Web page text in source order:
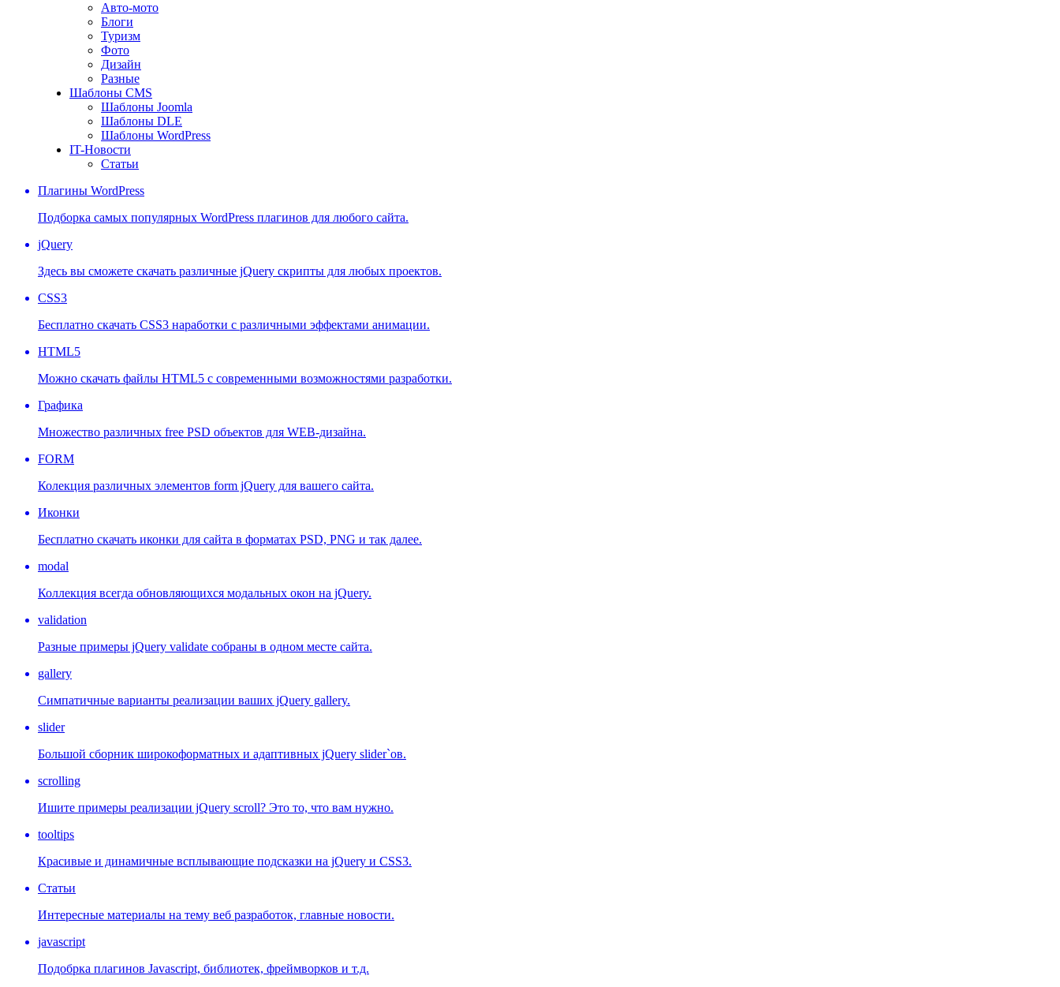
Авто-мото
Блоги
Туризм
Фото
Дизайн
Разные
Шаблоны CMS
Шаблоны Joomla
Шаблоны DLE
Шаблоны WordPress
IT-Новости
Статьи
Плагины WordPress
Подборка самых популярных WordPress плагинов для любого сайта.
jQuery
Здесь вы сможете скачать различные jQuery скрипты для любых проектов.
CSS3
Бесплатно скачать CSS3 наработки с различными эффектами анимации.
HTML5
Можно скачать файлы HTML5 с современными возможностями разработки.
Графика
Множество различных free PSD объектов для WEB-дизайна.
FORM
Колекция различных элементов form jQuery для вашего сайта.
Иконки
Бесплатно скачать иконки для сайта в форматах PSD, PNG и так далее.
modal
Коллекция всегда обновляющихся модальных окон на jQuery.
validation
Разные примеры jQuery validate собраны в одном месте сайта.
gallery
Симпатичные варианты реализации ваших jQuery gallery.
slider
Большой сборник широкоформатных и адаптивных jQuery slider`ов.
scrolling
Ишите примеры реализации jQuery scroll? Это то, что вам нужно.
tooltips
Красивые и динамичные всплывающие подсказки на jQuery и CSS3.
Статьи
Интересные материалы на тему веб разработок, главные новости.
javascript
Подобрка плагинов Javascript, библиотек, фреймворков и т.д.